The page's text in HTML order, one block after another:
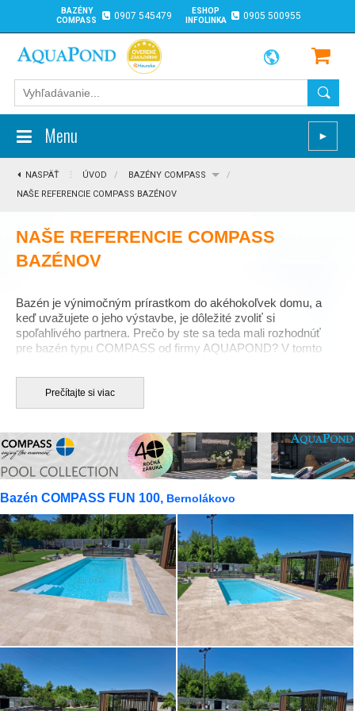
BAZÉNY
COMPASS
0907 545479
ESHOP
INFOLINKA
0905 500955
Menu ►
NASPÄŤ ⋮ ÚVOD / BAZÉNY COMPASS
/
NAŠE REFERENCIE COMPASS BAZÉNOV
NAŠE REFERENCIE COMPASS
BAZÉNOV
Bazén je výnimočným prírastkom do akéhokoľvek domu, a
keď uvažujete o jeho výstavbe, je dôležité zvoliť si
spoľahlivého partnera. Prečo by ste sa teda mali rozhodnúť
pre bazén typu COMPASS od firmy AQUAPOND? V tomto
zvážiť túto voľbu.
1. Nádherné farby bazénov:
COMPASS ponúka širokú paletu nádherných farieb bazénov.
Môžete si vybrať farebný odtieň, ktorý sa hodí k vášmu okoliu
a estetike vášho domova.
2. Bezpečnosť a komfort:
Bazény COMPASS majú protišmykovú úpravu na schodoch a
dne, čo zabezpečuje bezpečnosť pri vstupe a výstupe z
bazéna. Pre deti je k dispozícii bezpečnostný stupienok po
celom obvode bazéna.
3. Kvalitný dizajn:
Bazény COMPASS majú pekné zaoblené schody a rohy, čo
dáva vašemu bazénu elegantný a štýlový vzhľad. Neexistujú
žiadne spoje, aké by ste našli pri fóliových, plastových alebo
4. Ľahká údržba:
Prečítajte si viac
Bazén COMPASS FUN 100, Bernolákovo